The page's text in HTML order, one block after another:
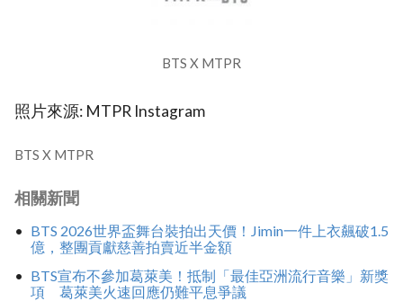
BTS X MTPR
照片來源: MTPR Instagram
BTS X MTPR
相關新聞
BTS 2026世界盃舞台裝拍出天價！Jimin一件上衣飆破1.5
億，整團貢獻慈善拍賣近半金額
BTS宣布不參加葛萊美！抵制「最佳亞洲流行音樂」新獎
項 葛萊美火速回應仍難平息爭議